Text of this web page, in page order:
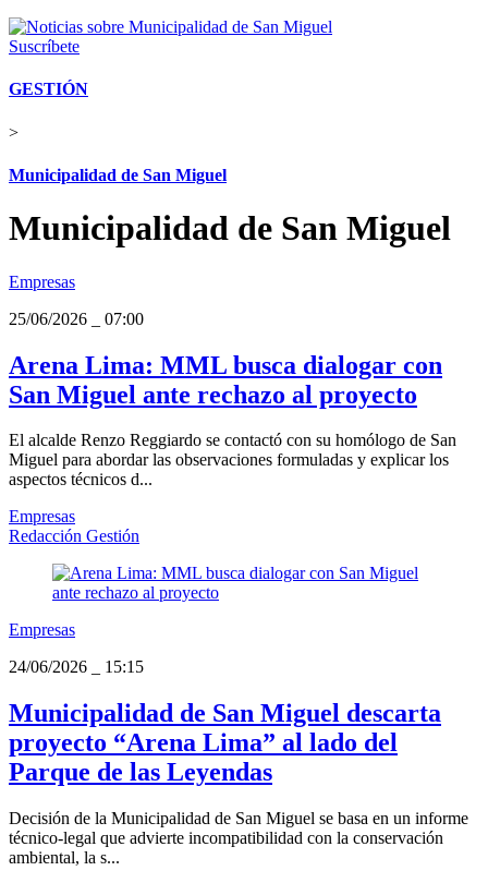
Suscríbete
GESTIÓN
>
Municipalidad de San Miguel
Municipalidad de San Miguel
Empresas
25/06/2026
07:00
Arena Lima: MML busca dialogar con
San Miguel ante rechazo al proyecto
El alcalde Renzo Reggiardo se contactó con su homólogo de San
Miguel para abordar las observaciones formuladas y explicar los
aspectos técnicos d...
Empresas
Redacción Gestión
Empresas
24/06/2026
15:15
Municipalidad de San Miguel descarta
proyecto “Arena Lima” al lado del
Parque de las Leyendas
Decisión de la Municipalidad de San Miguel se basa en un informe
técnico-legal que advierte incompatibilidad con la conservación
ambiental, la s...